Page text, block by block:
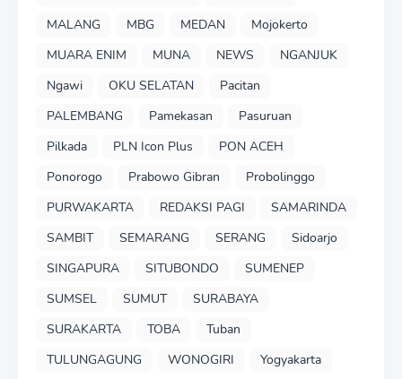
MALANG
MBG MEDAN
Mojokerto
MUARA ENIM
MUNA NEWS
NGANJUK
Ngawi
OKU SELATAN
Pacitan
PALEMBANG
Pamekasan
Pasuruan
Pilkada
PLN Icon Plus
PON ACEH
Ponorogo
Prabowo Gibran
Probolinggo
PURWAKARTA
REDAKSI PAGI
SAMARINDA
SAMBIT
SEMARANG SERANG
Sidoarjo
SINGAPURA
SITUBONDO
SUMENEP
SUMSEL
SUMUT
SURABAYA
SURAKARTA
TOBA
Tuban
TULUNGAGUNG
WONOGIRI Yogyakarta